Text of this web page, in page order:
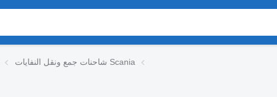
شاحنات جمع ونقل النفايات Scania